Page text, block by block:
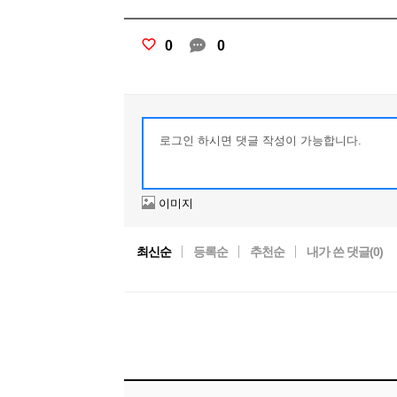
0 0
이미지
최신순 등록순 추천순 내가 쓴 댓글(0)